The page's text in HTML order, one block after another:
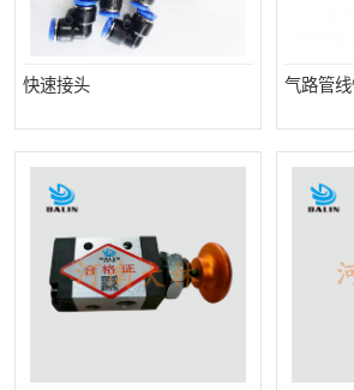
快速接头 气路管